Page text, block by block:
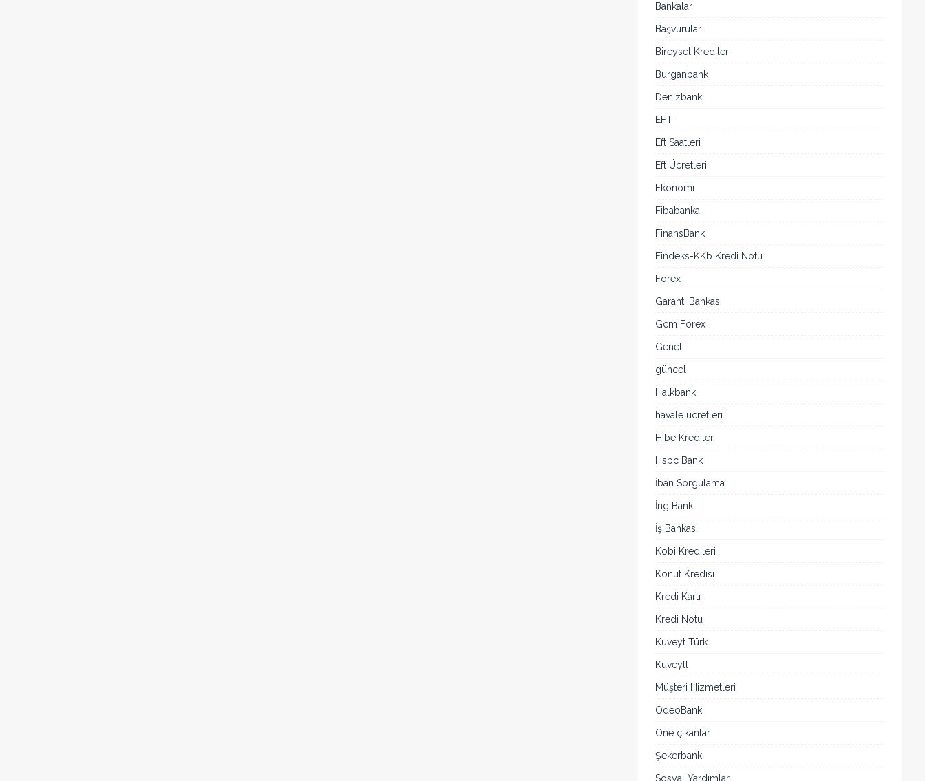
Bankalar
Başvurular
Bireysel Krediler
Burganbank
Denizbank
EFT
Eft Saatleri
Eft Ücretleri
Ekonomi
Fibabanka
FinansBank
Findeks-KKb Kredi Notu
Forex
Garanti Bankası
Gcm Forex
Genel
güncel
Halkbank
havale ücretleri
Hibe Krediler
Hsbc Bank
İban Sorgulama
İng Bank
İş Bankası
Kobi Kredileri
Konut Kredisi
Kredi Kartı
Kredi Notu
Kuveyt Türk
Kuveytt
Müşteri Hizmetleri
OdeoBank
Öne çıkanlar
Şekerbank
Sosyal Yardımlar